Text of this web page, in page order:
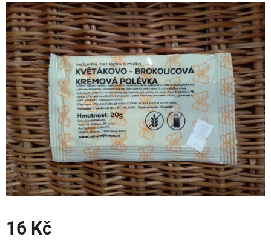
je
0,0
z
5
hvězdiček.
16 Kč